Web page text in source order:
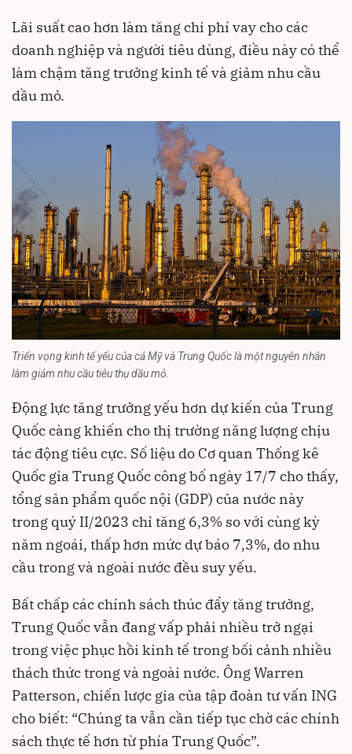
Lãi suất cao hơn làm tăng chi phí vay cho các
doanh nghiệp và người tiêu dùng, điều này có thể
làm chậm tăng trưởng kinh tế và giảm nhu cầu
dầu mỏ.
Triển vọng kinh tế yếu của cả Mỹ và Trung Quốc là một nguyên nhân
làm giảm nhu cầu tiêu thụ dầu mỏ.
Động lực tăng trưởng yếu hơn dự kiến của Trung
Quốc càng khiến cho thị trường năng lượng chịu
tác động tiêu cực. Số liệu do Cơ quan Thống kê
Quốc gia Trung Quốc công bố ngày 17/7 cho thấy,
tổng sản phẩm quốc nội (GDP) của nước này
trong quý II/2023 chỉ tăng 6,3% so với cùng kỳ
năm ngoái, thấp hơn mức dự báo 7,3%, do nhu
cầu trong và ngoài nước đều suy yếu.
Bất chấp các chính sách thúc đẩy tăng trưởng,
Trung Quốc vẫn đang vấp phải nhiều trở ngại
trong việc phục hồi kinh tế trong bối cảnh nhiều
thách thức trong và ngoài nước. Ông Warren
Patterson, chiến lược gia của tập đoàn tư vấn ING
cho biết: “Chúng ta vẫn cần tiếp tục chờ các chính
sách thực tế hơn từ phía Trung Quốc”.